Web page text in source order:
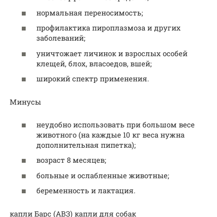
нормальная переносимость;
профилактика пироплазмоза и других
заболеваний;
уничтожает личинок и взрослых особей
клещей, блох, власоедов, вшей;
широкий спектр применения.
Минусы
неудобно использовать при большом весе
животного (на каждые 10 кг веса нужна
дополнительная пипетка);
возраст 8 месяцев;
больные и ослабленные животные;
беременность и лактация.
капли Барс (АВЗ) капли для собак